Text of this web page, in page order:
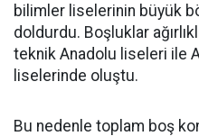
bilimler liselerinin büyük
doldurdu. Boşluklar
teknik Anadolu liseleri ile
liselerinde oluştu.
Bu nedenle toplam boş